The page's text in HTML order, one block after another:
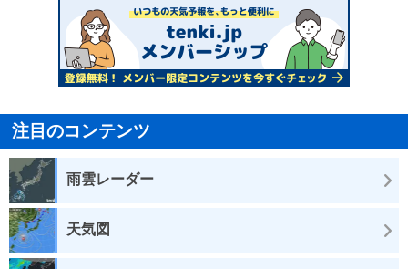
注目のコンテンツ
雨雲レーダー
天気図